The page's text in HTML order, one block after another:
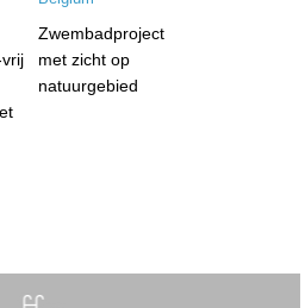
Zwembadproject
met zicht op
natuurgebied